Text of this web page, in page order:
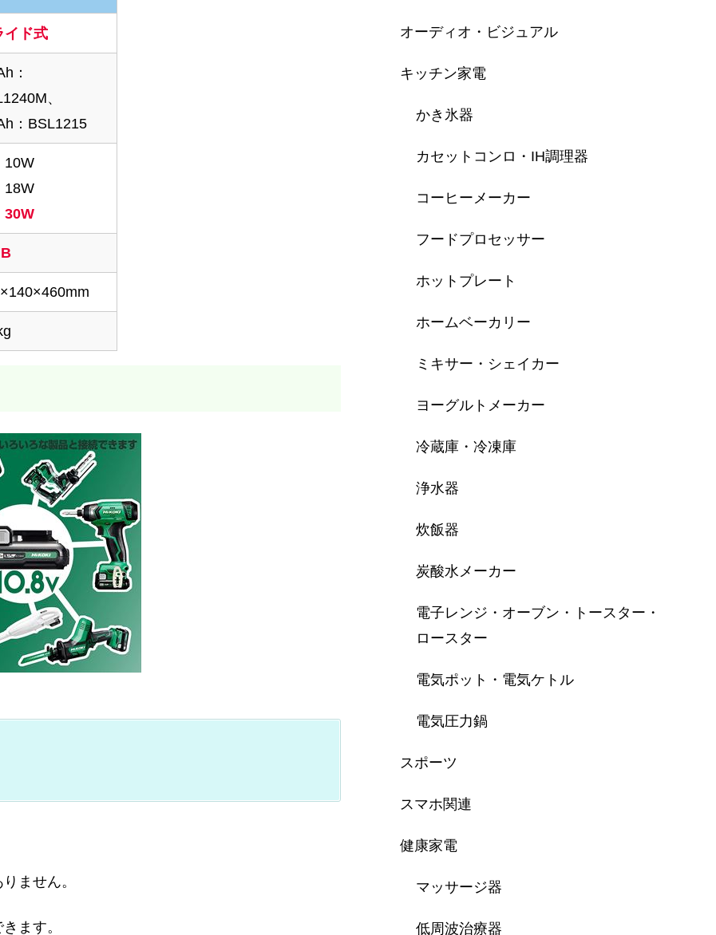
R12DA
イド式
：
、
：BSL1215
10W
18W
30W
ません。
ます。
オーディオ・ビジュアル
キッチン家電
かき氷器
カセットコンロ・IH調理器
コーヒーメーカー
フードプロセッサー
ホットプレート
ホームベーカリー
ミキサー・シェイカー
ヨーグルトメーカー
冷蔵庫・冷凍庫
浄水器
炊飯器
炭酸水メーカー
電子レンジ・オーブン・トースター・
ロースター
電気ポット・電気ケトル
電気圧力鍋
スポーツ
スマホ関連
健康家電
マッサージ器
低周波治療器